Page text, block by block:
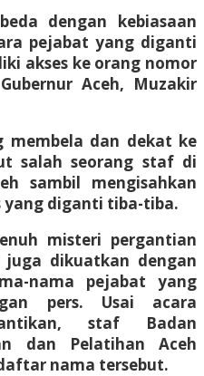
dengan kebiasaan
pejabat yang diganti
akses ke orang nomor
Aceh, Muzakir
membela dan dekat ke
salah seorang staf di
sambil mengisahkan
yang diganti tiba-tiba.
misteri pergantian
dikuatkan dengan
nama pejabat yang
pers. Usai acara
staf Badan
dan Pelatihan Aceh
nama tersebut.